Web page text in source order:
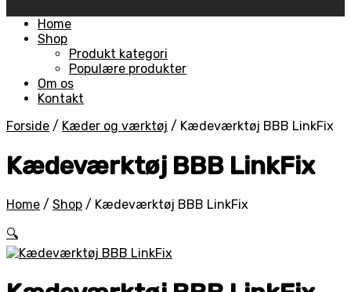
Skip
Home
Shop
Produkt kategori
Populære produkter
Om os
Kontakt
Forside / Kæder og værktøj / Kædeværktøj BBB LinkFix
Kædeværktøj BBB LinkFix
Home / Shop / Kædeværktøj BBB LinkFix
🔍